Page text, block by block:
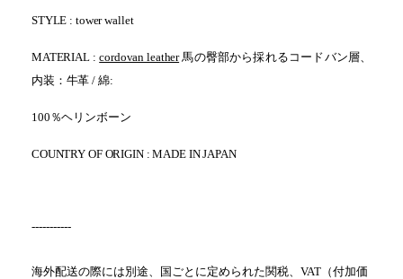
STYLE : tower wallet
MATERIAL :cordovan leather馬の臀部から採れるコードバン層、
内装：牛革 / 綿:
100％ヘリンボーン
COUNTRY OF ORIGIN : MADE IN JAPAN
-----------
海外配送の際には別途、国ごとに定められた関税、VAT（付加価